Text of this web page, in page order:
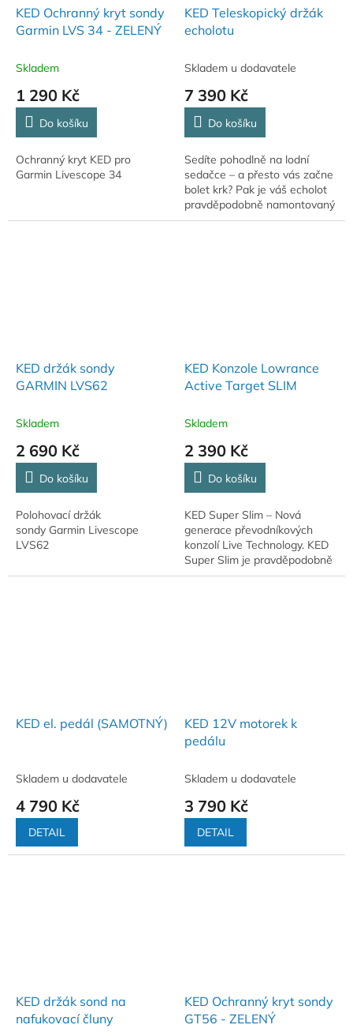
KED Ochranný kryt sondy
Garmin LVS 34 - ZELENÝ
Skladem
1 290 Kč
Do košíku
Ochranný kryt KED pro
Garmin Livescope 34
KED Teleskopický držák
echolotu
Skladem u dodavatele
7 390 Kč
Do košíku
Sedíte pohodlně na lodní
sedačce – a přesto vás začne
bolet krk? Pak je váš echolot
pravděpodobně namontovaný
příliš nízko. Právě zde přichází
KED držák sondy
GARMIN LVS62
Skladem
2 690 Kč
Do košíku
Polohovací držák
sondy Garmin Livescope
LVS62
KED Konzole Lowrance
Active Target SLIM
Skladem
2 390 Kč
Do košíku
KED Super Slim – Nová
generace převodníkových
konzolí Live Technology. KED
Super Slim je pravděpodobně
nejúčinnější převodní konzolí
KED el. pedál (SAMOTNÝ)
Skladem u dodavatele
4 790 Kč
DETAIL
KED 12V motorek k
pedálu
Skladem u dodavatele
3 790 Kč
DETAIL
KED držák sond na
nafukovací čluny
KED Ochranný kryt sondy
GT56 - ZELENÝ